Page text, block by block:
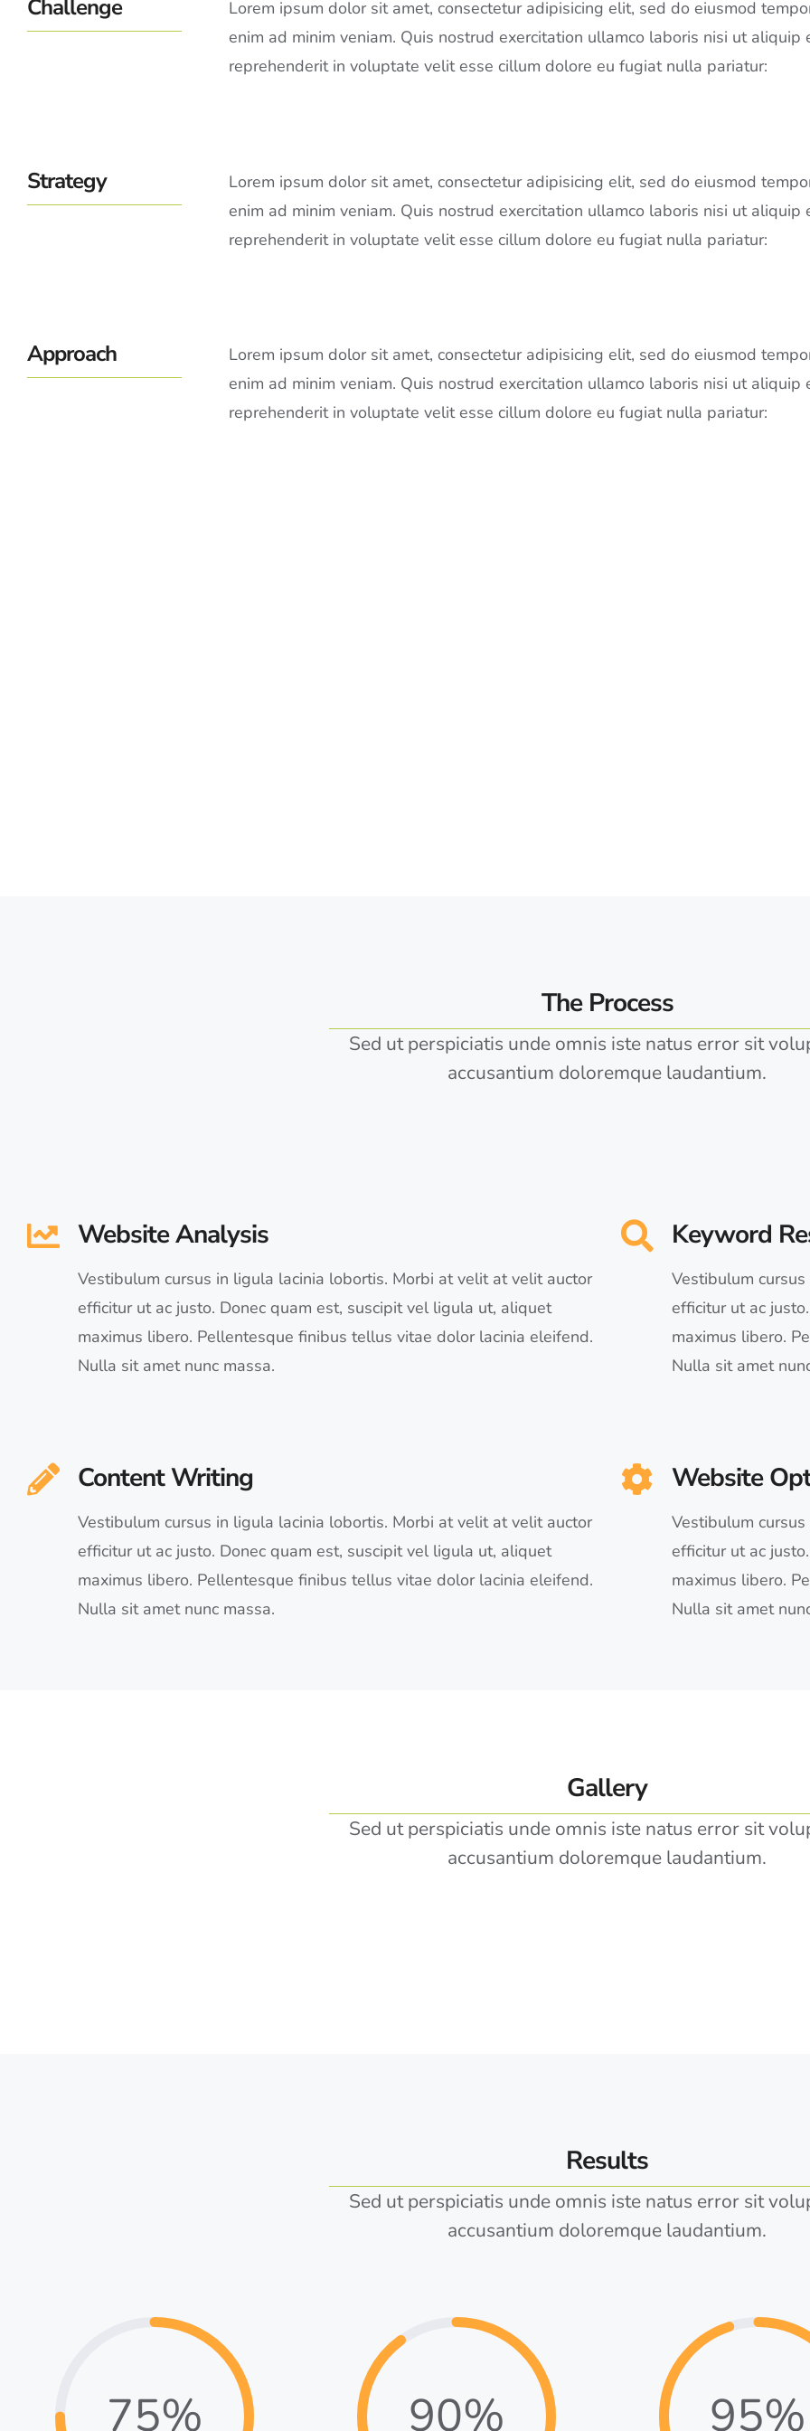
Challenge
Lorem ipsum dolor sit amet, consectetur adipisicing elit, sed do eiusmod
enim ad minim veniam. Quis nostrud exercitation ullamco laboris nisi ut
reprehenderit in voluptate velit esse cillum dolore eu fugiat nulla pariatur:
Strategy
Lorem ipsum dolor sit amet, consectetur adipisicing elit, sed do eiusmod
enim ad minim veniam. Quis nostrud exercitation ullamco laboris nisi ut
reprehenderit in voluptate velit esse cillum dolore eu fugiat nulla pariatur:
Approach
Lorem ipsum dolor sit amet, consectetur adipisicing elit, sed do eiusmod
enim ad minim veniam. Quis nostrud exercitation ullamco laboris nisi ut
reprehenderit in voluptate velit esse cillum dolore eu fugiat nulla pariatur:
The Process
Sed ut perspiciatis unde omnis iste natus error sit
accusantium doloremque laudantium.
Website Analysis
Vestibulum cursus in ligula lacinia lobortis. Morbi at velit at velit auctor
efficitur ut ac justo. Donec quam est, suscipit vel ligula ut, aliquet
maximus libero. Pellentesque finibus tellus vitae dolor lacinia eleifend.
Nulla sit amet nunc massa.
Keyword
Vestibulum
efficitur ut ac
maximus libero.
Nulla sit amet
Content Writing
Vestibulum cursus in ligula lacinia lobortis. Morbi at velit at velit auctor
efficitur ut ac justo. Donec quam est, suscipit vel ligula ut, aliquet
maximus libero. Pellentesque finibus tellus vitae dolor lacinia eleifend.
Nulla sit amet nunc massa.
Website
Vestibulum
efficitur ut ac
maximus libero.
Nulla sit amet
Gallery
Sed ut perspiciatis unde omnis iste natus error sit
accusantium doloremque laudantium.
Results
Sed ut perspiciatis unde omnis iste natus error sit
accusantium doloremque laudantium.
75% 90% 95%